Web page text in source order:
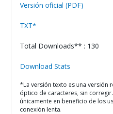
Versión oficial (PDF)
TXT*
Total Downloads** : 130
Download Stats
*La versión texto es una versión
óptico de caracteres, sin
únicamente en beneficio de los
conexión lenta.